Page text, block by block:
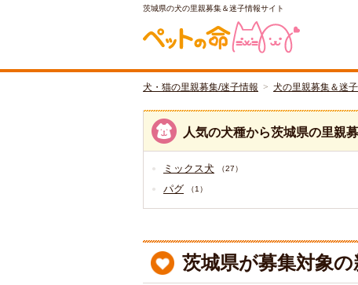
茨城県の犬の里親募集＆迷子情報サイト
犬・猫の里親募集/迷子情報 犬の里親募集＆迷
人気の犬種から茨城県の里親
ミックス犬 （27）
パグ （1）
茨城県が募集対象